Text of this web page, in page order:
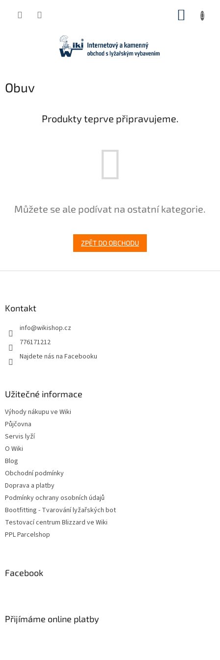
Obuv
Produkty teprve připravujeme.
Můžete se ale podívat na ostatní kategorie.
ZPĚT DO OBCHODU
Kontakt
info@wikishop.cz
776171212
Najdete nás na Facebooku
Užitečné informace
Výhody nákupu ve Wiki
Půjčovna
Servis lyží
O Wiki
Blog
Obchodní podmínky
Doprava a platby
Podmínky ochrany osobních údajů
Bootfitting - Tvarování lyžařských bot
Testovací centrum Blizzard ve Wiki
PPL Parcelshop
Facebook
Přijímáme online platby